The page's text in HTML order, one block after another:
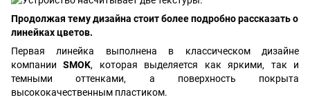
Продолжая тему дизайна стоит более подробно рассказать о
линейках цветов.
Первая линейка выполнена в классическом дизайне
компанииSMOK, которая выделяется как яркими, так и
темными оттенками, а поверхность покрыта
высококачественным пластиком.